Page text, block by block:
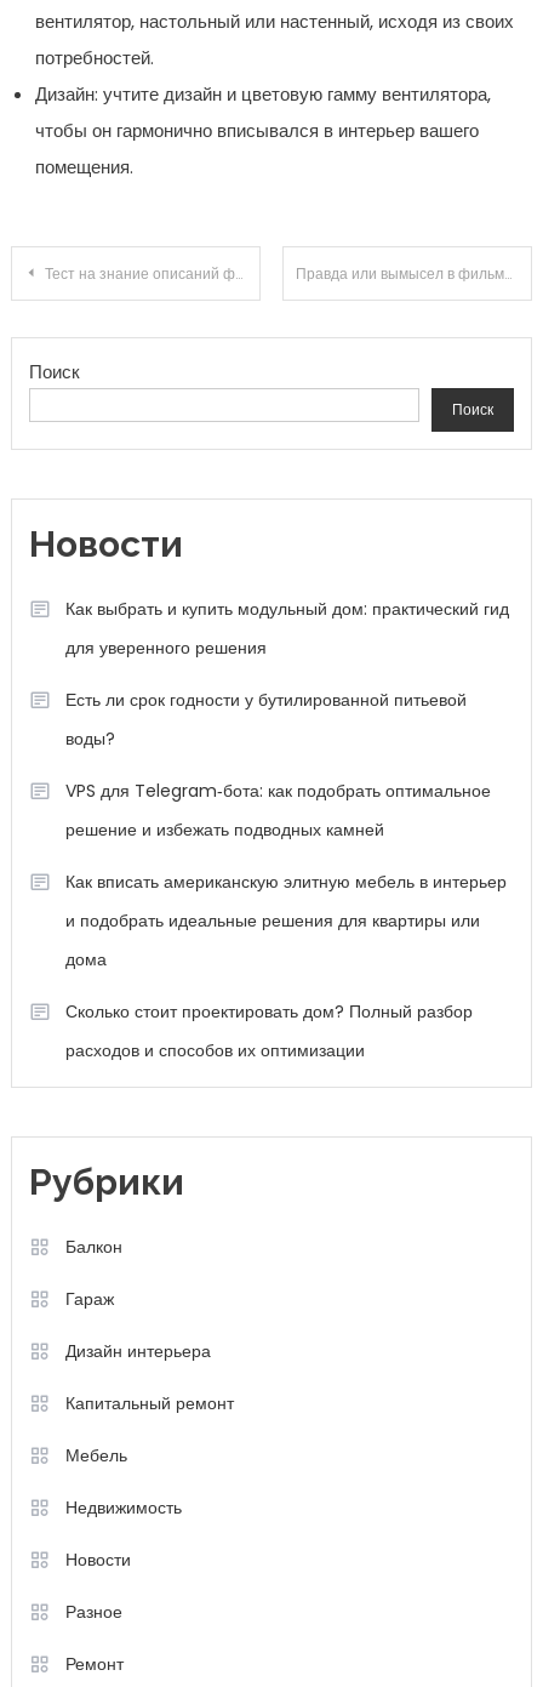
вентилятор, настольный или настенный, исходя из своих
потребностей.
Дизайн: учтите дизайн и цветовую гамму вентилятора,
чтобы он гармонично вписывался в интерьер вашего
помещения.
Навигация по записям
Тест на знание описаний фильмов Правда или вымысел в фильме «Марсианин»
Поиск
Поиск
Новости
Как выбрать и купить модульный дом: практический гид
для уверенного решения
Есть ли срок годности у бутилированной питьевой
воды?
VPS для Telegram‑бота: как подобрать оптимальное
решение и избежать подводных камней
Как вписать американскую элитную мебель в интерьер
и подобрать идеальные решения для квартиры или
дома
Сколько стоит проектировать дом? Полный разбор
расходов и способов их оптимизации
Рубрики
Балкон
Гараж
Дизайн интерьера
Капитальный ремонт
Мебель
Недвижимость
Новости
Разное
Ремонт